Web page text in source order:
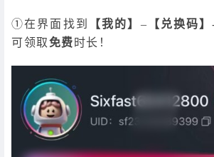
①在界面找到 【我的】 – 【兑换码】
可领取免费 时长！